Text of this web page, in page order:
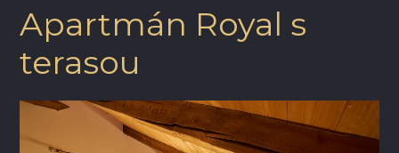
Apartmán Royal s
terasou